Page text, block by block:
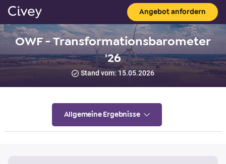
Angebot anfordern
OWF - Transformationsbarometer
'26
Stand vom: 15.05.2026
Allgemeine Ergebnisse